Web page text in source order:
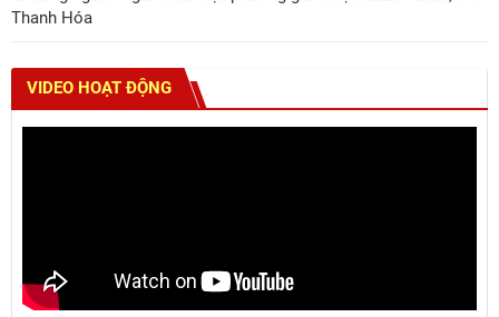
Thanh Hóa
VIDEO HOẠT ĐỘNG